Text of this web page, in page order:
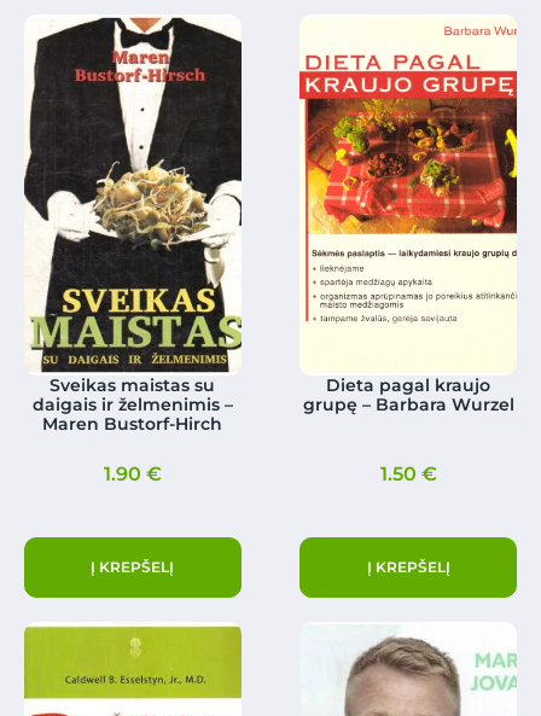
Sveikas maistas su
daigais ir želmenimis –
Maren Bustorf-Hirch
1.90 €
Į KREPŠELĮ
Dieta pagal kraujo
grupę – Barbara Wurzel
1.50 €
Į KREPŠELĮ